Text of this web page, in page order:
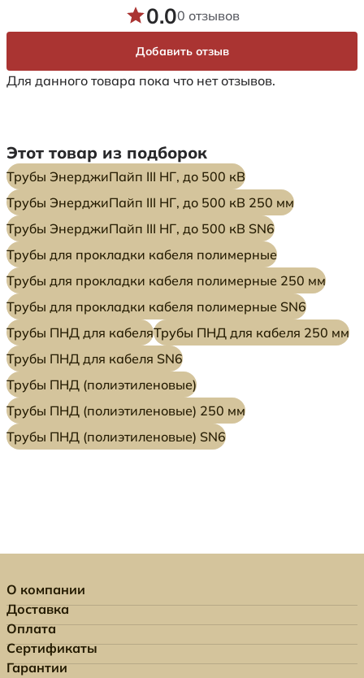
Для данного товара пока что нет отзывов.
0.00 отзывов
Добавить отзыв
Этот товар из подборок
Трубы ЭнерджиПайп III НГ, до 500 кВ
Трубы ЭнерджиПайп III НГ, до 500 кВ 250 мм
Трубы ЭнерджиПайп III НГ, до 500 кВ SN6
Трубы для прокладки кабеля полимерные
Трубы для прокладки кабеля полимерные 250 мм
Трубы для прокладки кабеля полимерные SN6
Трубы ПНД для кабеляТрубы ПНД для кабеля 250 мм
Трубы ПНД для кабеля SN6
Трубы ПНД (полиэтиленовые)
Трубы ПНД (полиэтиленовые) 250 мм
Трубы ПНД (полиэтиленовые) SN6
О компании
Доставка
Оплата
Сертификаты
Гарантии